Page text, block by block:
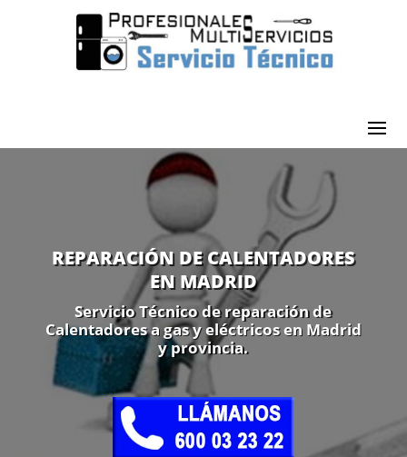
REPARACIÓN DE CALENTADORES
EN MADRID
Servicio Técnico de reparación de
Calentadores a gas y eléctricos en Madrid
y provincia.